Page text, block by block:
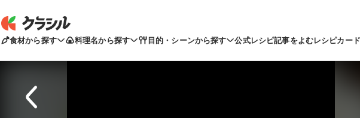
食材から探す 料理名から探す 目的・シーンから探す 公式レシピ記事をよむレシピカード